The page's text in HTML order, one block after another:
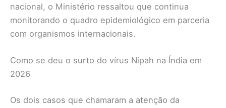
nacional, o Ministério ressaltou que continua
monitorando o quadro epidemiológico em parceria
com organismos internacionais.
Como se deu o surto do vírus Nipah na Índia em
2026
Os dois casos que chamaram a atenção da